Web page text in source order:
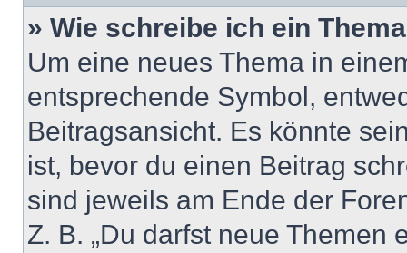
» Wie schreibe ich ein
Um eine neues Thema in
entsprechende Symbol,
Beitragsansicht. Es könnte
ist, bevor du einen Beitrag
sind jeweils am Ende der
Z. B. „Du darfst neue Themen